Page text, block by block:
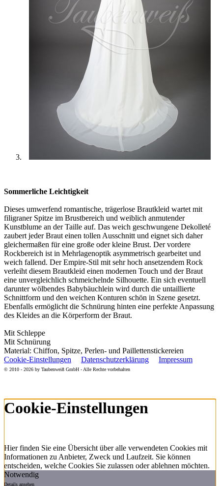
Sommerliche Leichtigkeit
Dieses umwerfend romantische, trägerlose Brautkleid wartet mit
filigraner Spitze im Brustbereich und weiblich anmutender
Kunstblume an der Taille auf. Das weich geschwungene Dekolleté
zaubert jeder Braut einen tollen Ausschnitt und eignet sich daher
gleichermaßen für eine große oder kleine Brust. Der vordere
Rockbereich ist in Mehrlagenoptik asymmetrisch gearbeitet und
weich fallend. Der Empire-Stil mit sehr hoch ansetzendem Rock
verleiht diesem Brautkleid einen modernen Touch und der Braut
eine unvergleichlich schmeichelnde Silhouette. Ein sich eventuell
darunter wölbendes Babybäuchlein wird durch die untaillierte
Schnittform und den weichen Konturen schön in Szene gesetzt.
Ebenfalls ermöglicht die Schnürung hinten eine perfekte Anpassung
des Kleides an die Körperform der Braut.
Mit Schleppe
Mit Schnürung
Material: Chiffon, Spitze, Perlen- und Paillettenstickereien
Cookie-Einstellungen
Datenschutzerklärung Impressum
© 2010 - 2026 by Taubenweiß GmbH - Alle Rechte vorbehalten
Cookie-Einstellungen
Hier finden Sie eine Übersicht über alle verwendeten Cookies mit
Informationen zu Anbieter, Zweck und Laufzeit. Sie können
entscheiden, welche Cookies Sie zulassen oder ablehnen möchten.
Notwendig
Details ansehen